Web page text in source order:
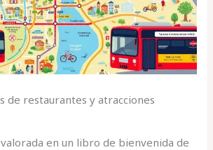
de restaurantes y atracciones
en un libro de bienvenida de